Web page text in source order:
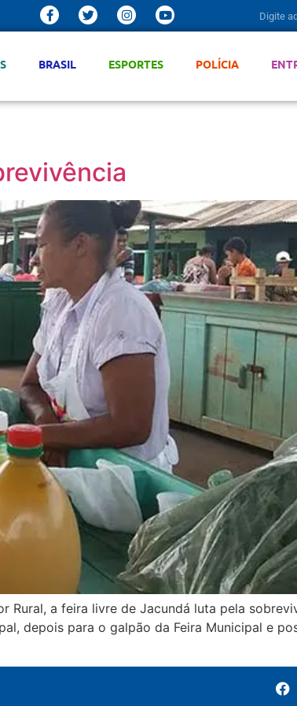
BRASIL ESPORTES POLÍCIA
a feira livre de Jacundá luta pela
depois para o galpão da Feira Municipal e